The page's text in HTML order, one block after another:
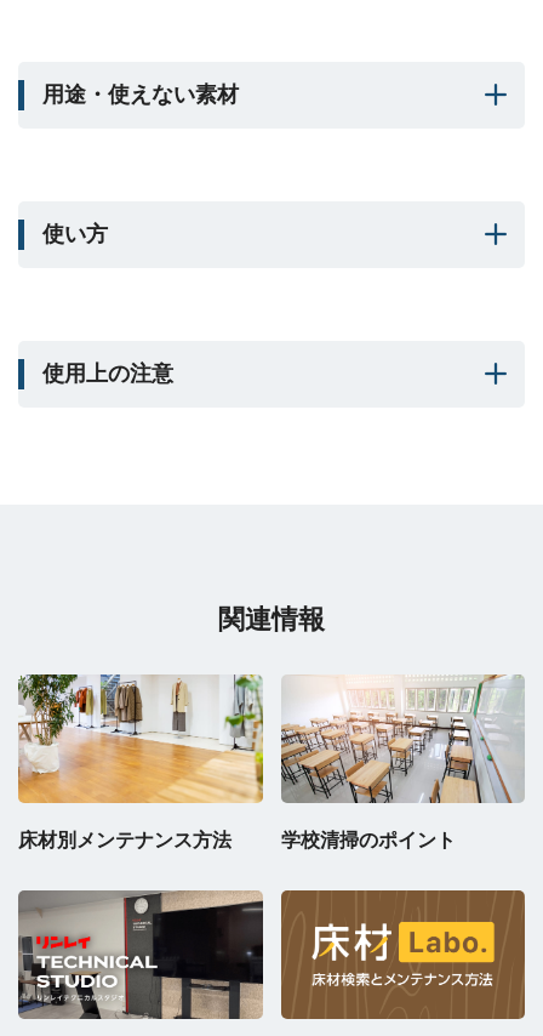
用途・使えない素材
使い方
使用上の注意
関連情報
床材別メンテナンス方法 学校清掃のポイント